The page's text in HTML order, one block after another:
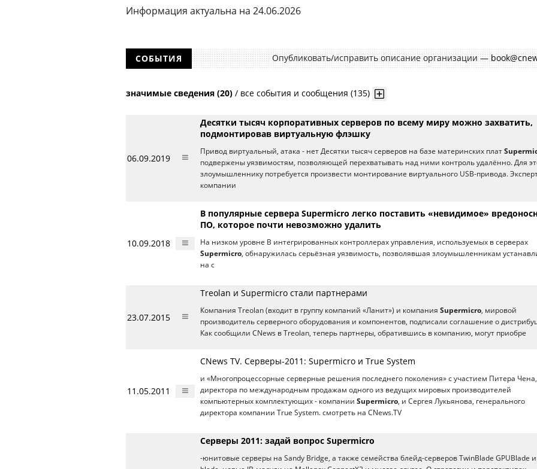
Информация актуальна на 24.06.2026
СОБЫТИЯ Опубликовать/исправить описание организации —
значимые сведения (20) / все события и сообщения (135)
06.09.2019
Десятки тысяч корпоративных серверов по всему миру можно захватить,
подмонтировав виртуальную флэшку
Привод виртуальный, атака - нет Десятки тысяч серверов на базе материнских плат
подвержены уязвимостям, позволяющей перехватывать над ними контроль удалённо. Для
злоумышленнику потребуется произвести монтирование виртуального USB-привода.
компании
10.09.2018
В популярные сервера Supermicro легко поставить «невидимое»
ПО, которое почти невозможно удалить
На низком уровне В интегрированных контроллерах управления, используемых в серверах
Supermicro, обнаружилась серьёзная уязвимость, позволявшая злоумышленникам
на с
23.07.2015
Treolan и Supermicro стали партнерами
Компания Treolan (входит в группу компаний «Ланит») и компания Supermicro, мировой
производитель серверного оборудования и компонентов, подписали соглашение о
Как сообщили CNews в Treolan, теперь партнеры, обратившись в компанию, могут приобре
11.05.2011
CNews TV. Серверы-2011: Supermicro и True System
и «Многопроцессорные серверные решения последнего поколения» с участием Питера Чена,
директора по международным продажам одного из ведущих мировых производителей
компьютерных комплектующих - компании Supermicro, и Сергея Лукьянова, генерального
директора компании True System. смотреть на CNews.TV
Серверы 2011: задай вопрос Supermicro
-юнитовые серверы на Sandy Bridge, а также семейства блейд-серверов TwinBlade GPUBlade и